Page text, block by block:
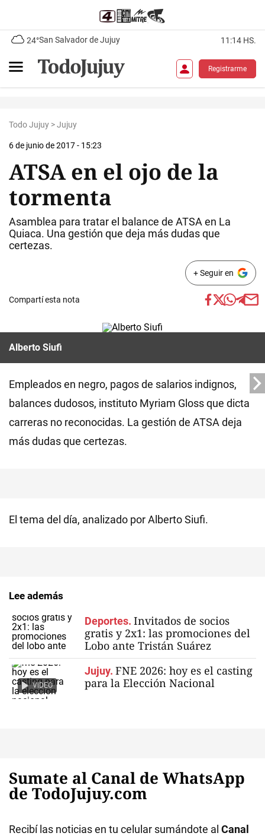
24°San Salvador de Jujuy 11:14 HS.
Registrarme
Todo Jujuy >Jujuy
6 de junio de 2017 - 15:23
ATSA en el ojo de la
tormenta
Asamblea para tratar el balance de ATSA en La
Quiaca. Una gestión que deja más dudas que
certezas.
+ Seguir en
Compartí esta nota
Alberto Siufi
Empleados en negro, pagos de salarios indignos,
balances dudosos, instituto Myriam Gloss que dicta
carreras no reconocidas. La gestión de ATSA deja
más dudas que certezas.
El tema del día, analizado por Alberto Siufi.
Lee además
Deportes. Invitados de socios
gratis y 2x1: las promociones del
Lobo ante Tristán Suárez
VIDEO
Jujuy. FNE 2026: hoy es el casting
para la Elección Nacional
Sumate al Canal de WhatsApp
de TodoJujuy.com
Recibí las noticias en tu celular sumándote al Canal